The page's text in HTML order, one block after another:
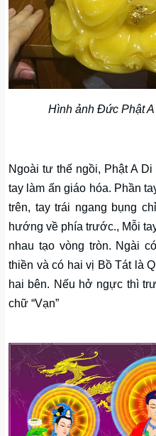
Hình ảnh Đức Phật
Ngoài tư thế ngồi, Phật A
tay làm ấn giáo hóa. Phần
trên, tay trái ngang bụng
hướng về phía trước., Mỗi
nhau tạo vòng tròn. Ngài
thiền và có hai vị Bồ Tát là
hai bên. Nếu hở ngực thì
chữ “Vạn”